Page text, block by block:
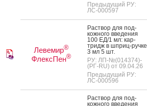
Предыдущий РУ:
ЛС-000597
Левемир®
ФлексПен®
Рас­твор для под­
кожно­го вве­дения
100 ЕД/1 мл: кар­
тридж в шприц-руч­ке
3 мл 5 шт.
РУ: ЛП-№(014374)-
(РГ-RU) от 09.04.26
Предыдущий РУ:
ЛС-000596
Рас­твор для под­
кожно­го вве­дения